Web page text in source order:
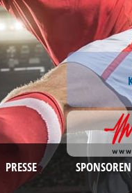
PRESSE SPONSOREN